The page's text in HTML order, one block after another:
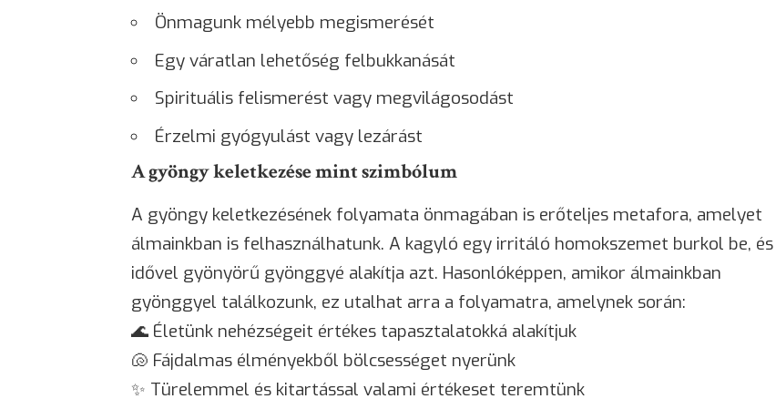
Önmagunk mélyebb megismerését
Egy váratlan lehetőség felbukkanását
Spirituális felismerést vagy megvilágosodást
Érzelmi gyógyulást vagy lezárást
A gyöngy keletkezése mint szimbólum
A gyöngy keletkezésének folyamata önmagában is erőteljes metafora, amelyet
álmainkban is felhasználhatunk. A kagyló egy irritáló homokszemet burkol be, és
idővel gyönyörű gyönggyé alakítja azt. Hasonlóképpen, amikor álmainkban
gyönggyel találkozunk, ez utalhat arra a folyamatra, amelynek során:
🌊 Életünk nehézségeit értékes tapasztalatokká alakítjuk
🐚 Fájdalmas élményekből bölcsességet nyerünk
✨ Türelemmel és kitartással valami értékeset teremtünk